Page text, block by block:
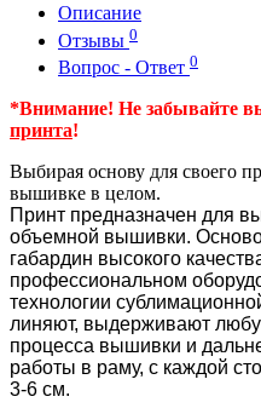
Описание
Отзывы 0
Вопрос - Ответ 0
*Внимание! Не забывайте
принта!
Выбирая основу для своего
вышивке в целом.
Принт предназначен для
объемной вышивки.
габардин высокого
профессиональном
технологии
линяют, выдерживают
процесса вышивки и
работы в раму, с каждой
3-6 см.